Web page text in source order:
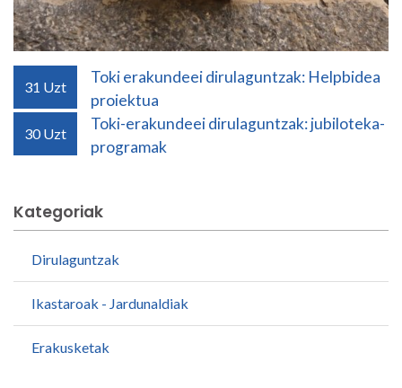
31 Uzt
Toki erakundeei dirulaguntzak: Helpbidea
proiektua
30 Uzt
Toki-erakundeei dirulaguntzak: jubiloteka-
programak
Kategoriak
Dirulaguntzak
Ikastaroak - Jardunaldiak
Erakusketak